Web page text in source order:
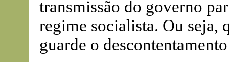
transmissão do governo
regime socialista. Ou seja,
guarde o